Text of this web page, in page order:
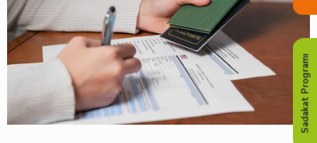
Sadakat Programı